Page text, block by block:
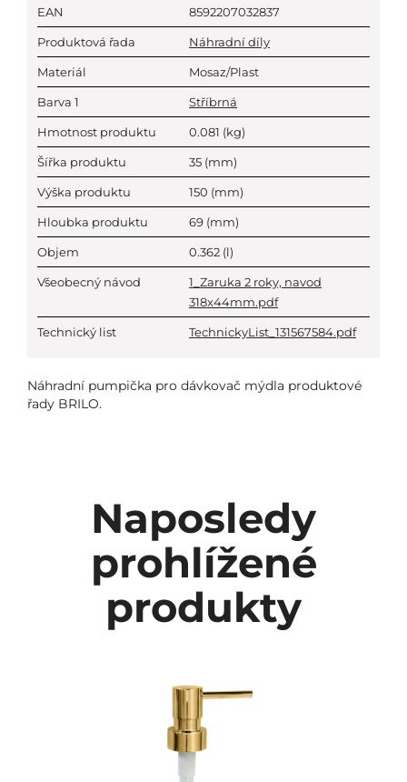
EAN 8592207032837
Produktová řada Náhradní díly
Materiál Mosaz/Plast
Barva 1 Stříbrná
Hmotnost produktu 0.081 (kg)
Šířka produktu 35 (mm)
Výška produktu 150 (mm)
Hloubka produktu 69 (mm)
Objem 0.362 (l)
Všeobecný návod
1_Zaruka 2 roky, navod
318x44mm.pdf
Technický list TechnickyList_131567584.pdf
Náhradní pumpička pro dávkovač mýdla produktové
řady BRILO.
Naposledy
prohlížené
produkty